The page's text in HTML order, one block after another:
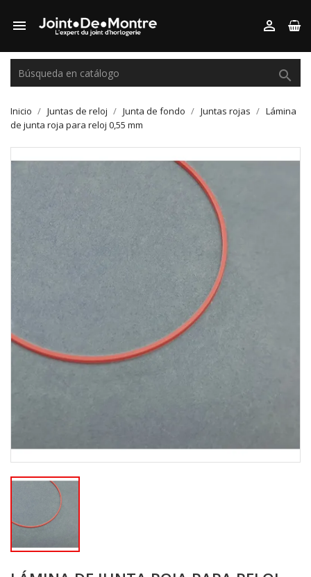
 

Inicio Juntas de reloj Junta de fondo Juntas rojas
Lámina
de junta roja para reloj 0,55 mm